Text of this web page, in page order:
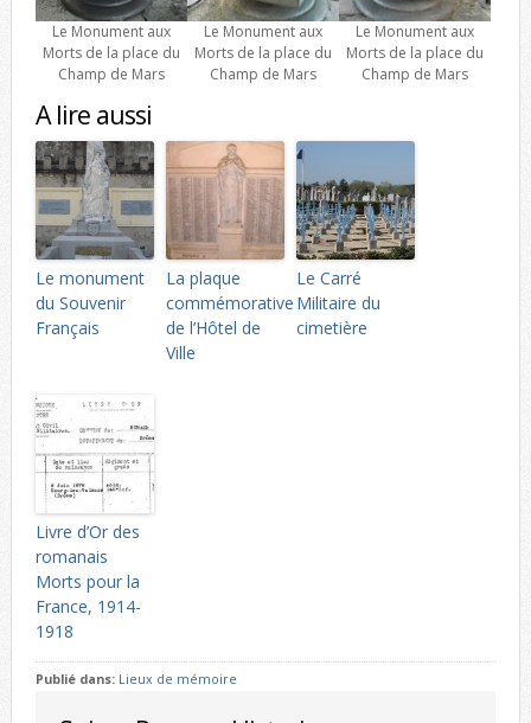
Le Monument aux
Morts de la place du
Champ de Mars
Le Monument aux
Morts de la place du
Champ de Mars
Le Monument aux
Morts de la place du
Champ de Mars
A lire aussi
Le monument
du Souvenir
Français
La plaque
commémorative
de l’Hôtel de
Ville
Le Carré
Militaire du
cimetière
Livre d’Or des
romanais
Morts pour la
France, 1914-
1918
Publié dans: Lieux de mémoire